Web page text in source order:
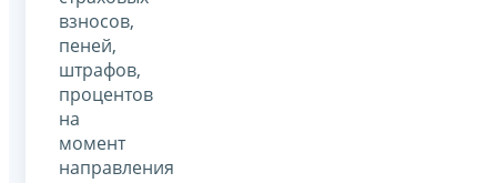
взносов,
пеней,
штрафов,
процентов
на
момент
направления